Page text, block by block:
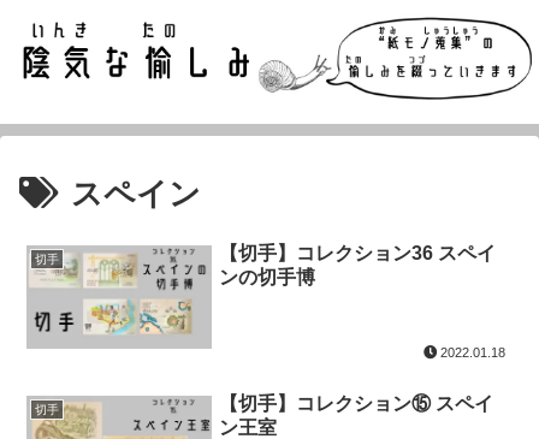
スペイン
切手
【切手】コレクション36 スペイ
ンの切手博
2022.01.18
切手
【切手】コレクション⑮ スペイ
ン王室